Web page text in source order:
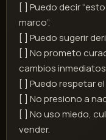
[ ] Puedo decir
marco”.
[ ] Puedo sugerir
[ ] No prometo
cambios
[ ] Puedo respetar
[ ] No presiono a
[ ] No uso miedo,
vender.